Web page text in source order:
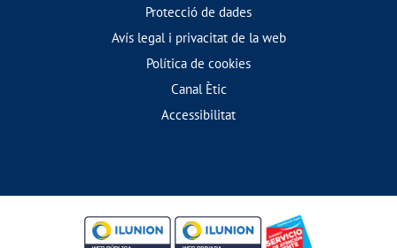
Protecció de dades
Avís legal i privacitat de la web
Política de cookies
Canal Ètic
Accessibilitat